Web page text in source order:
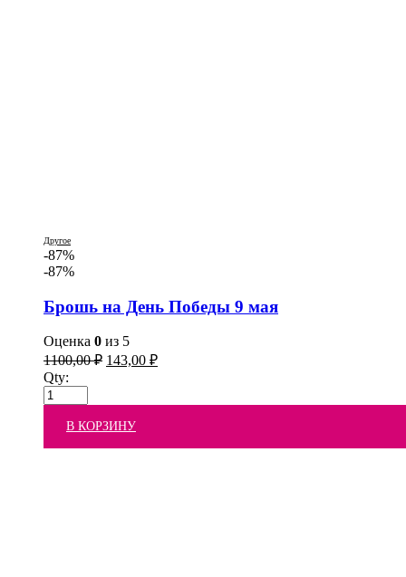
Другое
-87%
-87%
Брошь на День Победы 9 мая
Оценка 0 из 5
1100,00₽ 143,00 ₽
Qty:
В КОРЗИНУ